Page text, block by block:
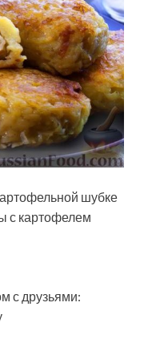
шубке
с картофелем
с друзьями: